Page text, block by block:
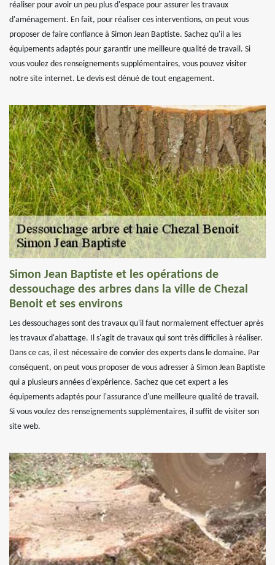
réaliser pour avoir un peu plus d'espace pour assurer les travaux
d'aménagement. En fait, pour réaliser ces interventions, on peut vous
proposer de faire confiance à Simon Jean Baptiste. Sachez qu'il a les
équipements adaptés pour garantir une meilleure qualité de travail. Si
vous voulez des renseignements supplémentaires, vous pouvez visiter
notre site internet. Le devis est dénué de tout engagement.
Simon Jean Baptiste et les opérations de
dessouchage des arbres dans la ville de Chezal
Benoit et ses environs
Les dessouchages sont des travaux qu'il faut normalement effectuer après
les travaux d'abattage. Il s'agit de travaux qui sont très difficiles à réaliser.
Dans ce cas, il est nécessaire de convier des experts dans le domaine. Par
conséquent, on peut vous proposer de vous adresser à Simon Jean Baptiste
qui a plusieurs années d'expérience. Sachez que cet expert a les
équipements adaptés pour l'assurance d'une meilleure qualité de travail.
Si vous voulez des renseignements supplémentaires, il suffit de visiter son
site web.